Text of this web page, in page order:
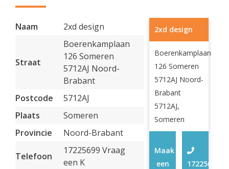
Naam 2xd design
Straat
Boerenkamplaan
126 Someren
5712AJ Noord-
Brabant
Postcode
5712AJ
Plaats
Someren
Provincie
Noord-Brabant
Telefoon
17225699 Vraag
een K
2xd design
Boerenkamplaan
126 Someren
5712AJ Noord-
Brabant
5712AJ,
Someren
17225699
Maak
een